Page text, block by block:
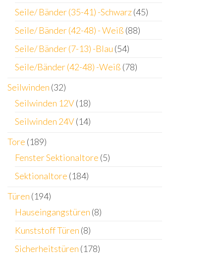
Seile/ Bänder (35-41) -Schwarz(45)
Seile/ Bänder (42-48) - Weiß (88)
Seile/ Bänder (7-13) -Blau (54)
Seile/Bänder (42-48) -Weiß (78)
Seilwinden (32)
Seilwinden 12V(18)
Seilwinden 24V(14)
Tore (189)
Fenster Sektionaltore (5)
Sektionaltore (184)
Türen (194)
Hauseingangstüren (8)
Kunststoff Türen (8)
Sicherheitstüren (178)